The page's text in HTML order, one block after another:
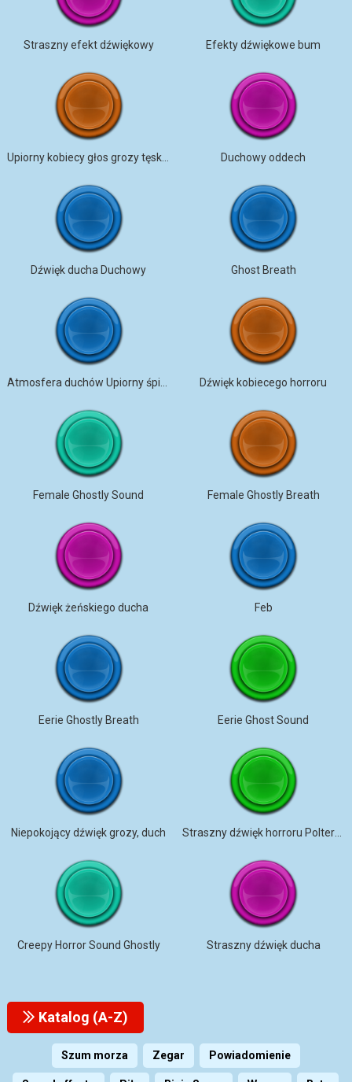
Straszny efekt dźwiękowy Efekty dźwiękowe bum
Upiorny kobiecy głos grozy tęskniący za pokojem Duchowy oddech
Dźwięk ducha Duchowy Ghost Breath
Dźwięk kobiecego horroru
Female Ghostly Sound Female Ghostly Breath
Dźwięk żeńskiego ducha Feb
Eerie Ghostly Breath Eerie Ghost Sound
Niepokojący dźwięk grozy, duch Straszny dźwięk horroru Poltergeist
Creepy Horror Sound Ghostly Straszny dźwięk ducha
Katalog (A-Z)
Szum morza Zegar Powiadomienie